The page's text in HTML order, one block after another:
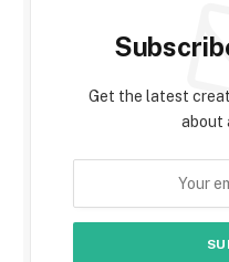
Get the latest
about